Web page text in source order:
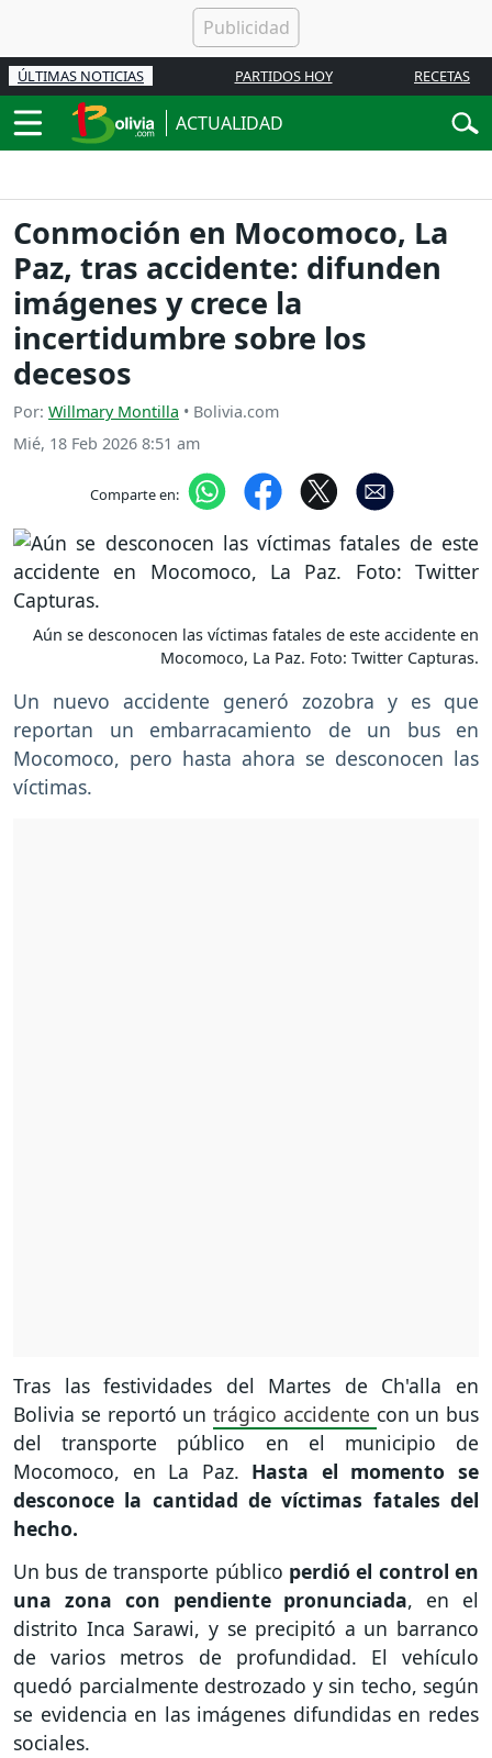
ÚLTIMAS NOTICIAS PARTIDOS HOY RECETAS
ACTUALIDAD
Conmoción en Mocomoco, La
Paz, tras accidente: difunden
imágenes y crece la
incertidumbre sobre los
decesos
Por: Willmary Montilla • Bolivia.com
Mié, 18 Feb 2026 8:51 am
Comparte en:
Aún se desconocen las víctimas fatales de este accidente en
Mocomoco, La Paz. Foto: Twitter Capturas.
Un nuevo accidente generó zozobra y es que
reportan un embarracamiento de un bus en
Mocomoco, pero hasta ahora se desconocen las
víctimas.
Tras las festividades del Martes de Ch'alla en
Bolivia se reportó un trágico accidente con un bus
del transporte público en el municipio de
Mocomoco, en La Paz. Hasta el momento se
desconoce la cantidad de víctimas fatales del
hecho.
Un bus de transporte público perdió el control en
una zona con pendiente pronunciada, en el
distrito Inca Sarawi, y se precipitó a un barranco
de varios metros de profundidad. El vehículo
quedó parcialmente destrozado y sin techo, según
se evidencia en las imágenes difundidas en redes
sociales.